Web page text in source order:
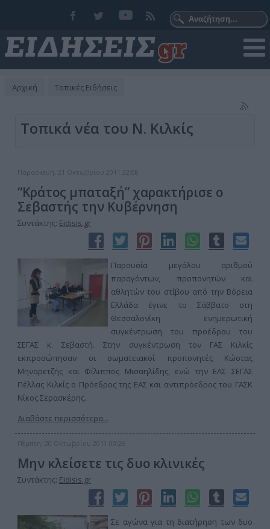
Αρχική Τοπικές Ειδήσεις
Τοπικά νέα του Ν. Κιλκίς
Παρασκευή, 21 Οκτωβρίου 2011 22:08
“Κράτος μπαταξή” χαρακτήρισε ο
Σεβαστής την Κυβέρνηση
Συντάκτης: Eidisis.gr
Παρουσία μεγάλου αριθμού
παραγόντων, προπονητών και
αθλητών του στίβου από την Βόρεια
Ελλάδα έγινε το Σάββατο στη
Θεσσαλονίκη ενημερωτική
συγκέντρωση του προέδρου του
ΣΕΓΑΣ κ. Σεβαστή. Στην συγκέντρωση τον ΓΑΣ Κιλκίς
εκπροσώπησαν οι σωματειακοί προπονητές Κώστας
Μηναρετζής και Φίλιππος Μισαηλίδης, ενώ την ΕΑΣ ΣΕΓΑΣ
Πέλλας Κιλκίς ο Πρόεδρος της ΕΑΣ και αντιπρόεδρος του ΓΑΣΚ
Νίκος Σερασκέρης.
Διαβάστε περισσότερα...
Πέμπτη, 20 Οκτωβρίου 2011 00:26
Μην κλείσετε τις δυο κλινικές
Συντάκτης: Eidisis.gr
Σε αγώνα για τη διατήρηση των δυο